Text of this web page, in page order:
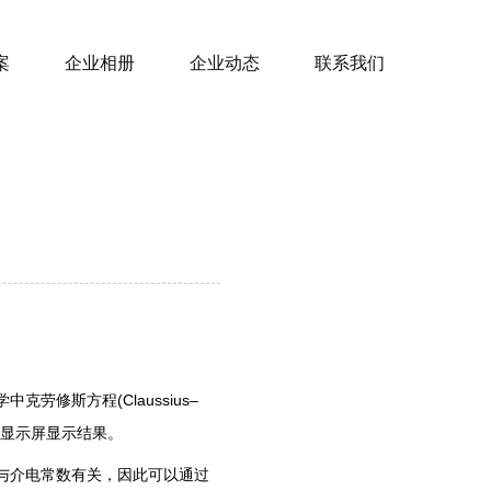
企业相册 企业动态 联系我们
中克劳修斯方程(Claussius–
示屏显示结果。
介电常数有关，因此可以通过